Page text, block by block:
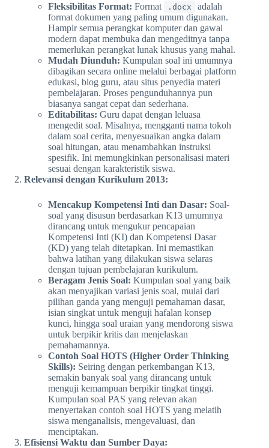
Fleksibilitas Format: Format .docx
adalah
format dokumen yang paling umum digunakan.
Hampir semua perangkat komputer dan gawai
modern dapat membuka dan mengeditnya tanpa
memerlukan perangkat lunak khusus yang mahal.
Mudah Diunduh: Kumpulan soal ini umumnya
dibagikan secara online melalui berbagai platform
edukasi, blog guru, atau situs penyedia materi
pembelajaran. Proses pengunduhannya pun
biasanya sangat cepat dan sederhana.
Editabilitas: Guru dapat dengan leluasa
mengedit soal. Misalnya, mengganti nama tokoh
dalam soal cerita, menyesuaikan angka dalam
soal hitungan, atau menambahkan instruksi
spesifik. Ini memungkinkan personalisasi materi
sesuai dengan karakteristik siswa.
Relevansi dengan Kurikulum 2013:
Mencakup Kompetensi Inti dan Dasar: Soal-
soal yang disusun berdasarkan K13 umumnya
dirancang untuk mengukur pencapaian
Kompetensi Inti (KI) dan Kompetensi Dasar
(KD) yang telah ditetapkan. Ini memastikan
bahwa latihan yang dilakukan siswa selaras
dengan tujuan pembelajaran kurikulum.
Beragam Jenis Soal: Kumpulan soal yang baik
akan menyajikan variasi jenis soal, mulai dari
pilihan ganda yang menguji pemahaman dasar,
isian singkat untuk menguji hafalan konsep
kunci, hingga soal uraian yang mendorong siswa
untuk berpikir kritis dan menjelaskan
pemahamannya.
Contoh Soal HOTS (Higher Order Thinking
Skills): Seiring dengan perkembangan K13,
semakin banyak soal yang dirancang untuk
menguji kemampuan berpikir tingkat tinggi.
Kumpulan soal PAS yang relevan akan
menyertakan contoh soal HOTS yang melatih
siswa menganalisis, mengevaluasi, dan
menciptakan.
Efisiensi Waktu dan Sumber Daya: